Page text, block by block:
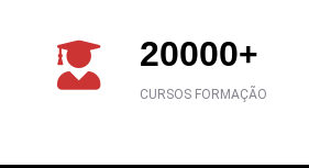
20000+
CURSOS FORMAÇÃO